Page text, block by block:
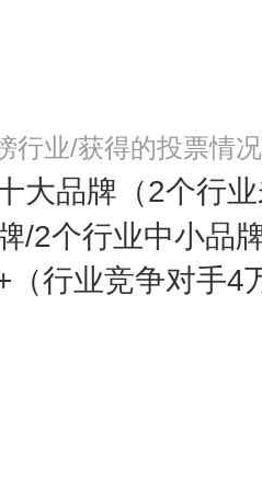
行业/获得的投票情
大品牌 （2个行
/2个行业中小品
（行业竞争对手4